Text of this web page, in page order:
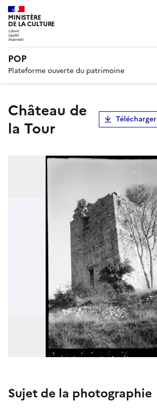
MINISTÈRE
DE LA CULTURE
POP
Plateforme ouverte du patrimoine
château de
la Tour
Télécharger
Sujet de la photographie